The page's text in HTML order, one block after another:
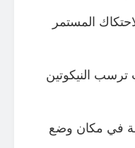
المستمر
النيكوتين
في مكان وضع